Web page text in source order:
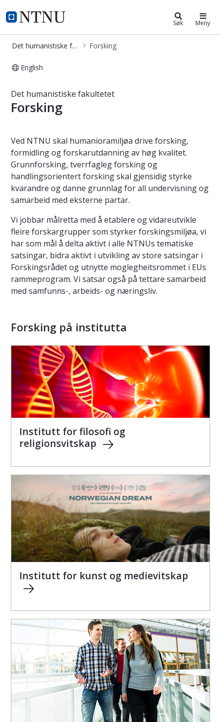
NTNU Hjemmeside
Det humanistiske fakultet Søk Meny
Det humanistiske fakultet Forsking
English
Det humanistiske fakultetet
Forsking
Ved NTNU skal humanioramiljøa drive forsking,
formidling og forskarutdanning av høg kvalitet.
Grunnforsking, tverrfagleg forsking og
handlingsorientert forsking skal gjensidig styrke
kvarandre og danne grunnlag for all undervisning og
samarbeid med eksterne partar.
Vi jobbar målretta med å etablere og vidareutvikle
fleire forskargrupper som styrker forskingsmiljøa, vi
har som mål å delta aktivt i alle NTNUs tematiske
satsingar, bidra aktivt i utvikling av store satsingar i
Forskingsrådet og utnytte moglegheitsrommet i EUs
rammeprogram. Vi satsar også på tettare samarbeid
med samfunns-, arbeids- og næringsliv.
Forsking på institutta
Institutt for filosofi og
religionsvitskap
Institutt for kunst og medievitskap